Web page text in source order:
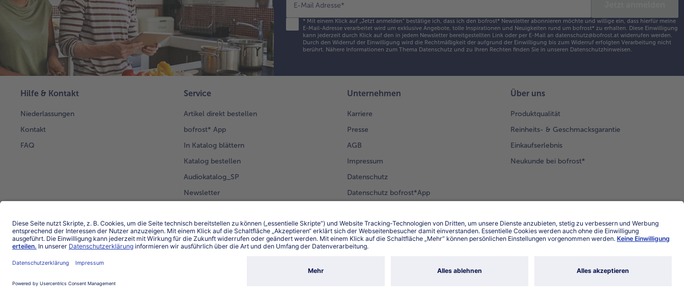
E-Mail Adresse*
*Mit einem Klick auf „Jetzt anmelden" bestätige ich, dass ich den bofrost* Newsletter abonnieren möchte und willige ein, dass hierfür meine
E-Mail-Adresse verarbeitet wird um exklusive Angebote, tolle Inspirationen und Neuigkeiten rund um bofrost* zu erhalten. Diese Einwilligung
kann jederzeit durch Klick auf den in jedem Newsletter bereitgestellten Link oder per E-Mail an datenschutz@bofrost.at widerrufen werden.
Durch den Widerruf der Einwilligung wird die Rechtmäßigkeit der aufgrund der Einwilligung bis zum Widerruf erfolgten Verarbeitung nicht
berührt. Nähere Informationen zum Thema Datenschutz und zu Ihren Rechten finden Sie in unseren Datenschutzhinweisen
Hilfe & Kontakt
Niederlassungen
Kontakt
FAQ
Service
Artikel direkt bestellen
bofrost* App
In Katalog blättern
Katalog bestellen
Audiokatalog_SP
Newsletter
Unternehmen
Karriere
Presse
AGB
Impressum
Datenschutz
Datenschutz bofrost*App
Über uns
Produktqualität
Reinheits- & Geschmacksgarantie
Einkaufserlebnis
Neukunde bei bofrost*